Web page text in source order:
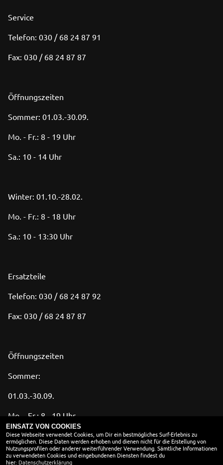
Service
Telefon: 030 / 68 24 87 91
Fax: 030 / 68 24 87 87
Öffnungszeiten
Sommer: 01.03.-30.09.
Mo. - Fr.: 8 - 19 Uhr
Sa.: 10 - 14 Uhr
Winter: 01.10.-28.02.
Mo. - Fr.: 8 - 18 Uhr
Sa.: 10 - 13:30 Uhr
Ersatzteile
Telefon: 030 / 68 24 87 92
Fax: 030 / 68 24 87 87
Öffnungszeiten
Sommer:
01.03.-30.09.
Mo. - Fr.: 8 - 19 Uhr
Sa.: 10 - 14 Uhr
EINSATZ VON COOKIES
Diese Webseite verwendet Cookies, um Dir ein bestmögliches Surf-Erlebnis zu
ermöglichen. Diese Daten werden erhoben und dienen nicht für die Erstellung von
Nutzungsprofilen oder anderer weiterführender Verwendung. Sämtliche Informationen
zu verwendeten Cookies und eingebundenen Diensten findest du
hier: Datenschutzerklärung